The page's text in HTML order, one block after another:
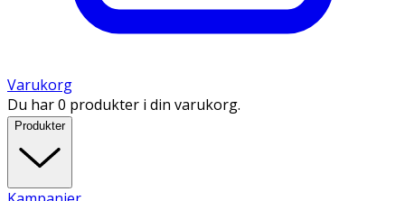
Varukorg
Du har 0 produkter i din varukorg.
Produkter